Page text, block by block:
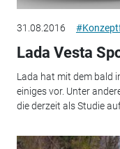
31.08.2016
Lada Vesta
Lada hat mit dem bald
einiges vor. Unter
die derzeit als Studie